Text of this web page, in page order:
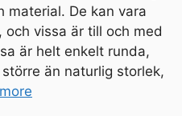
material. De kan vara
vissa är till och med
är helt enkelt runda,
än naturlig storlek,